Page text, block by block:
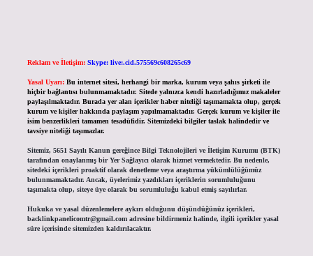
Reklam ve İletişim: Skype: live:.cid.575569c608265c69
Yasal Uyarı: Bu internet sitesi, herhangi bir marka, kurum veya şahıs şirketi ile
hiçbir bağlantısı bulunmamaktadır. Sitede yalnızca kendi hazırladığımız makaleler
paylaşılmaktadır. Burada yer alan içerikler haber niteliği taşımamakta olup, gerçek
kurum ve kişiler hakkında paylaşım yapılmamaktadır. Gerçek kurum ve kişiler ile
isim benzerlikleri tamamen tesadüfidir. Sitemizdeki bilgiler taslak halindedir ve
tavsiye niteliği taşımazlar.
Sitemiz, 5651 Sayılı Kanun gereğince Bilgi Teknolojileri ve İletişim Kurumu (BTK)
tarafından onaylanmış bir Yer Sağlayıcı olarak hizmet vermektedir. Bu nedenle,
sitedeki içerikleri proaktif olarak denetleme veya araştırma yükümlülüğümüz
bulunmamaktadır. Ancak, üyelerimiz yazdıkları içeriklerin sorumluluğunu
taşımakta olup, siteye üye olarak bu sorumluluğu kabul etmiş sayılırlar.
Hukuka ve yasal düzenlemelere aykırı olduğunu düşündüğünüz içerikleri,
backlinkpanelicomtr@gmail.comadresine bildirmeniz halinde, ilgili içerikler yasal
süre içerisinde sitemizden kaldırılacaktır.